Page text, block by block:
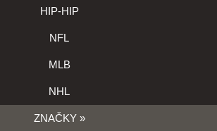
HIP-HIP
NFL
MLB
NHL
ZNAČKY »